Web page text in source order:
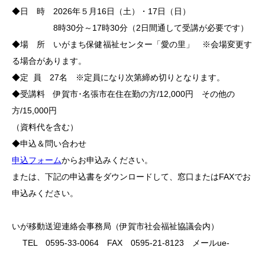
◆日 時 2026年５月16日（土）・17日（日）
8時30分～17時30分（2日間通して受講が必要です）
◆場 所 いがまち保健福祉センター「愛の里」 ※会場変更す
る場合があります。
◆定
員 27名 ※定員になり次第締め切りとなります。
◆受講料 伊賀市･名張市在住在勤の方/12,000円 その他の
方/15,000円
（資料代を含む）
◆申込＆問い合わせ
申込フォームからお申込みください。
または、下記の申込書をダウンロードして、窓口またはFAXでお
申込みください。
いが移動送迎連絡会事務局（伊賀市社会福祉協議会内）
TEL 0595-33-0064 FAX 0595-21-8123 メールue-